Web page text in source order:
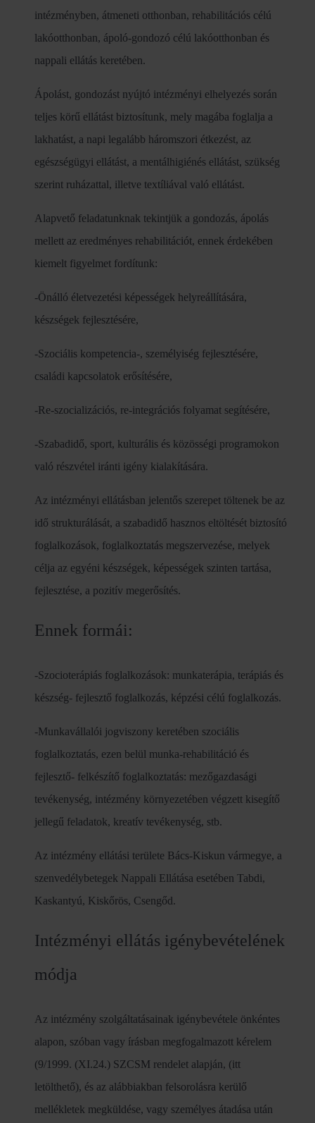
intézményben, átmeneti otthonban, rehabilitációs célú
lakóotthonban, ápoló-gondozó célú lakóotthonban és
nappali ellátás keretében.
Ápolást, gondozást nyújtó intézményi elhelyezés során
teljes körű ellátást biztosítunk, mely magába foglalja a
lakhatást, a napi legalább háromszori étkezést, az
egészségügyi ellátást, a mentálhigiénés ellátást, szükség
szerint ruházattal, illetve textíliával való ellátást.
Alapvető feladatunknak tekintjük a gondozás, ápolás
mellett az eredményes rehabilitációt, ennek érdekében
kiemelt figyelmet fordítunk:
-Önálló életvezetési képességek helyreállítására,
készségek fejlesztésére,
-Szociális kompetencia-, személyiség fejlesztésére,
családi kapcsolatok erősítésére,
-Re-szocializációs, re-integrációs folyamat segítésére,
-Szabadidő, sport, kulturális és közösségi programokon
való részvétel iránti igény kialakítására.
Az intézményi ellátásban jelentős szerepet töltenek be az
idő strukturálását, a szabadidő hasznos eltöltését biztosító
foglalkozások, foglalkoztatás megszervezése, melyek
célja az egyéni készségek, képességek szinten tartása,
fejlesztése, a pozitív megerősítés.
Ennek formái:
-Szocioterápiás foglalkozások: munkaterápia, terápiás és
készség- fejlesztő foglalkozás, képzési célú foglalkozás.
-Munkavállalói jogviszony keretében szociális
foglalkoztatás, ezen belül munka-rehabilitáció és
fejlesztő- felkészítő foglalkoztatás: mezőgazdasági
tevékenység, intézmény környezetében végzett kisegítő
jellegű feladatok, kreatív tevékenység, stb.
Az intézmény ellátási területe Bács-Kiskun vármegye, a
szenvedélybetegek Nappali Ellátása esetében Tabdi,
Kaskantyú, Kiskőrös, Csengőd.
Intézményi ellátás igénybevételének
módja
Az intézmény szolgáltatásainak igénybevétele önkéntes
alapon, szóban vagy írásban megfogalmazott kérelem
(9/1999. (XI.24.) SZCSM rendelet alapján, (itt
letölthető), és az alábbiakban felsorolásra kerülő
mellékletek megküldése, vagy személyes átadása után